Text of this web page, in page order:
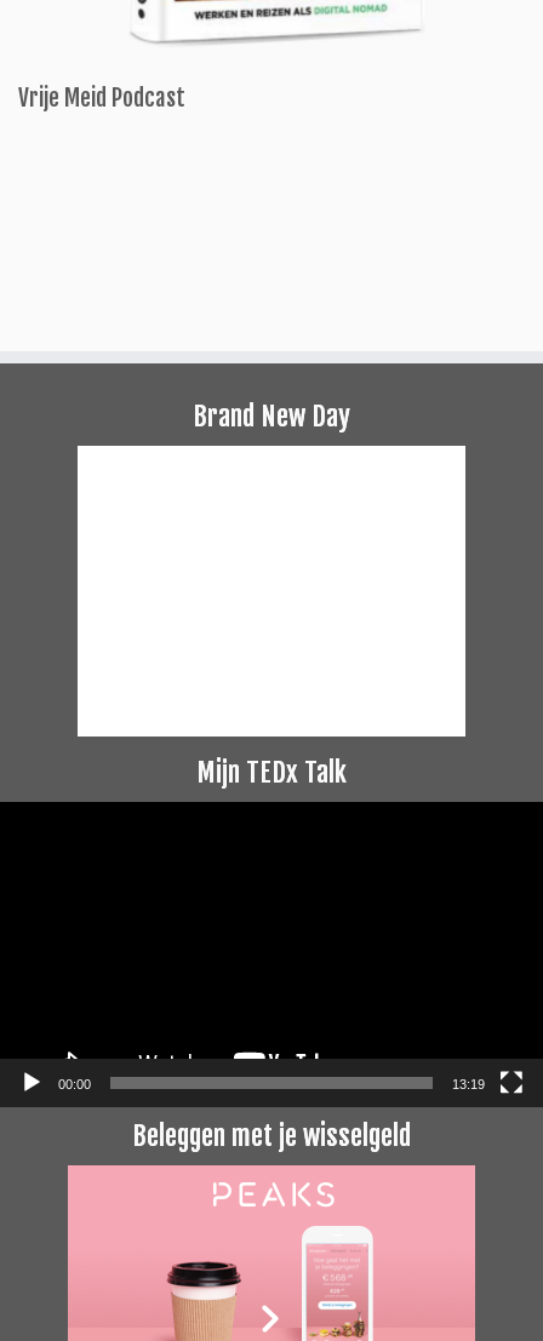
Vrije Meid Podcast
Brand New Day
Mijn TEDx Talk
00:00 13:19
Beleggen met je wisselgeld